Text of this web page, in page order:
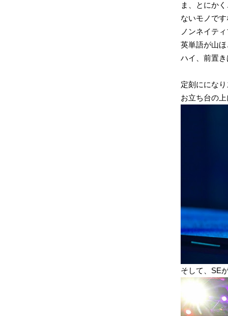
ま、とにか
ないモノで
ノンネイテ
英単語が山
ハイ、前置
定刻ににな
お立ち台の
そして、SE